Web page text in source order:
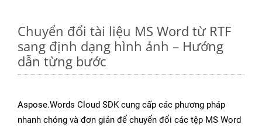
Chuyển đổi tài liệu MS Word từ RTF
sang định dạng hình ảnh – Hướng
dẫn từng bước
Aspose.Words Cloud SDK cung cấp các phương pháp
nhanh chóng và đơn giản để chuyển đổi các tệp MS Word